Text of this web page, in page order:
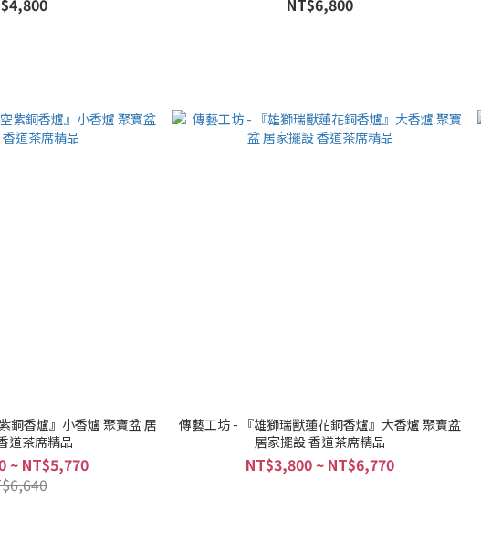
NT$6,800
銅香爐』小香爐 聚寶盆 居
道茶席精品
~ NT$5,770
傳藝工坊 - 『雄獅瑞獸蓮花銅香爐』大香爐 聚寶盆
居家擺設 香道茶席精品
NT$3,800 ~ NT$6,770